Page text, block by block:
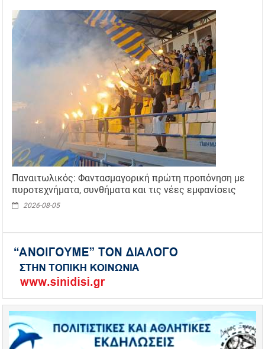
Παναιτωλικός: Φαντασμαγορική πρώτη προπόνηση με
πυροτεχνήματα, συνθήματα και τις νέες εμφανίσεις
2026-08-05